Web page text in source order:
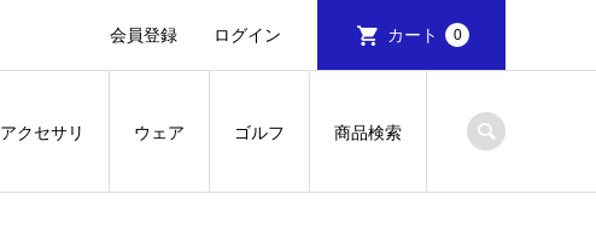
会員登録 ログイン カート 0
アクセサリ ウェア ゴルフ 商品検索